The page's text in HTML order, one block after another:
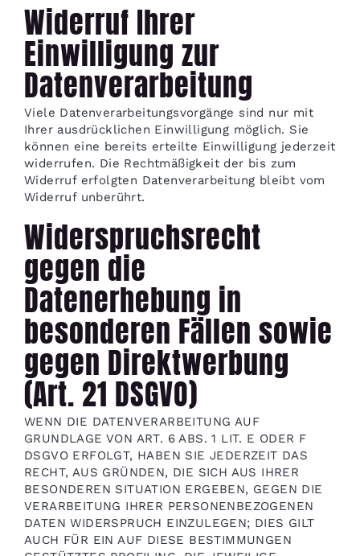
Widerruf Ihrer
Einwilligung zur
Datenverarbeitung
Viele Datenverarbeitungsvorgänge sind nur mit
Ihrer ausdrücklichen Einwilligung möglich. Sie
können eine bereits erteilte Einwilligung jederzeit
widerrufen. Die Rechtmäßigkeit der bis zum
Widerruf erfolgten Datenverarbeitung bleibt vom
Widerruf unberührt.
Widerspruchsrecht
gegen die
Datenerhebung in
besonderen Fällen sowie
gegen Direktwerbung
(Art. 21 DSGVO)
WENN DIE DATENVERARBEITUNG AUF
GRUNDLAGE VON ART. 6 ABS. 1 LIT. E ODER F
DSGVO ERFOLGT, HABEN SIE JEDERZEIT DAS
RECHT, AUS GRÜNDEN, DIE SICH AUS IHRER
BESONDEREN SITUATION ERGEBEN, GEGEN DIE
VERARBEITUNG IHRER PERSONENBEZOGENEN
DATEN WIDERSPRUCH EINZULEGEN; DIES GILT
AUCH FÜR EIN AUF DIESE BESTIMMUNGEN